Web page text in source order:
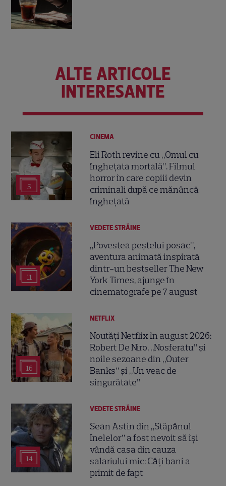
ALTE ARTICOLE
INTERESANTE
5
CINEMA
Eli Roth revine cu „Omul cu
înghețata mortală”. Filmul
horror în care copiii devin
criminali după ce mănâncă
înghețată
11
VEDETE STRĂINE
„Povestea peștelui posac”,
aventura animată inspirată
dintr-un bestseller The New
York Times, ajunge în
cinematografe pe 7 august
16
NETFLIX
Noutăți Netflix în august 2026:
Robert De Niro, „Nosferatu” și
noile sezoane din „Outer
Banks” și „Un veac de
singurătate”
14
VEDETE STRĂINE
Sean Astin din „Stăpânul
Inelelor” a fost nevoit să își
vândă casa din cauza
salariului mic: Câți bani a
primit de fapt